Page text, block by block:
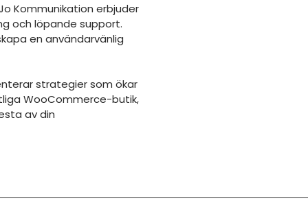
Kommunikation erbjuder
och löpande support.
en användarvänlig
strategier som ökar
WooCommerce-butik,
av din